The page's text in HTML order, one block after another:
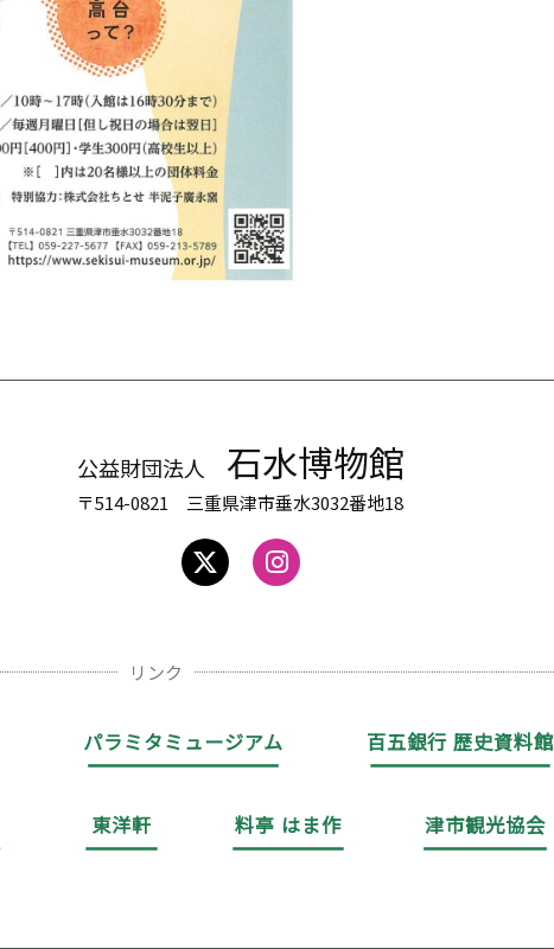
公益財団法人 石水博物館
〒514-0821 三重県津市垂水3032番地18
リンク
パラミタミュージアム 百五銀行 歴史資料館
東洋軒 料亭 はま作 津市観光協会